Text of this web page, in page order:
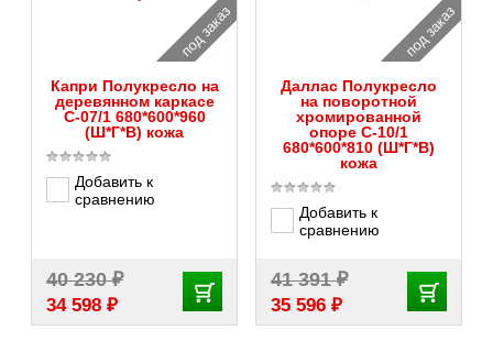
под заказ
Капри Полукресло на
деревянном каркасе
С-07/1 680*600*960
(Ш*Г*В) кожа
Добавить к
сравнению
40 230₽
34 598 ₽
под заказ
Даллас Полукресло
на поворотной
хромированной
опоре С-10/1
680*600*810 (Ш*Г*В)
кожа
Добавить к
сравнению
41 391₽
35 596 ₽